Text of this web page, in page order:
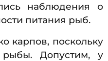
наблюдения о
питания рыб.
карпов, поскольку
Допустим, у